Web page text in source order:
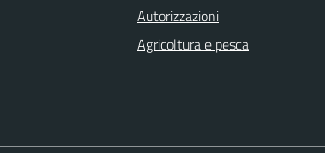
Autorizzazioni
Agricoltura e pesca